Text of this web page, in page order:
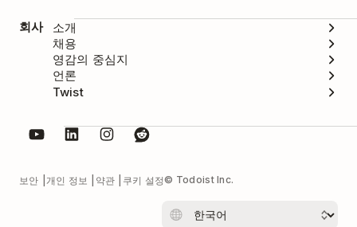
회사
소개
채용
영감의 중심지
언론
Twist
보안 개인 정보 약관 쿠키 설정© Todoist Inc.